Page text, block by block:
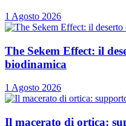
1 Agosto 2026
The Sekem Effect: il
biodinamica
1 Agosto 2026
Il macerato di ortica: